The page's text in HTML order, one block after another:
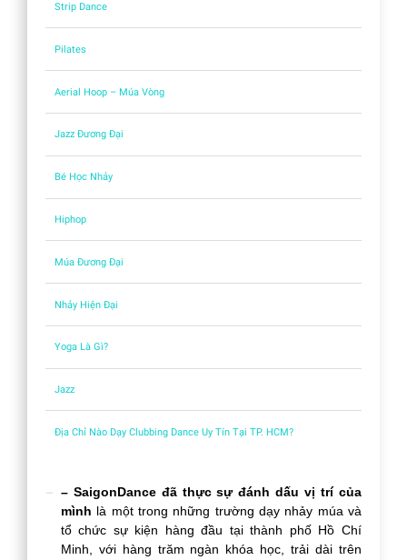
Strip Dance
Pilates
Aerial Hoop – Múa Vòng
Jazz Đương Đại
Bé Học Nhảy
Hiphop
Múa Đương Đại
Nhảy Hiện Đại
Yoga Là Gì?
Jazz
Địa Chỉ Nào Dạy Clubbing Dance Uy Tín Tại TP. HCM?
– SaigonDance đã thực sự đánh dấu vị trí của
mình là một trong những trường dạy nhảy múa và
tổ chức sự kiện hàng đầu tại thành phố Hồ Chí
Minh, với hàng trăm ngàn khóa học, trải dài trên